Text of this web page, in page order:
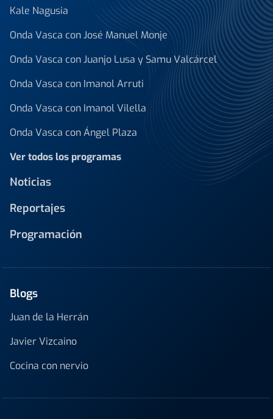
Kale Nagusia
Onda Vasca con José Manuel Monje
Onda Vasca con Juanjo Lusa y Samu Valcárcel
Onda Vasca con Imanol Arruti
Onda Vasca con Imanol Vilella
Onda Vasca con Ángel Plaza
Ver todos los programas
Noticias
Reportajes
Programación
Blogs
Juan de la Herrán
Javier Vizcaino
Cocina con nervio